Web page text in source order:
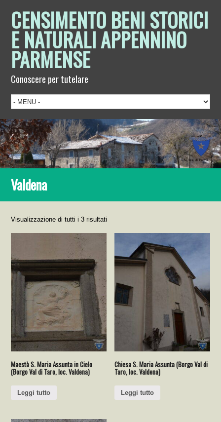
CENSIMENTO BENI STORICI
E NATURALI APPENNINO
PARMENSE
Conoscere per tutelare
Valdena
Visualizzazione di tutti i 3 risultati
Maestà S. Maria Assunta in Cielo
(Borgo Val di Taro, loc. Valdena)
Leggi tutto
Chiesa S. Maria Assunta (Borgo Val di
Taro, loc. Valdena)
Leggi tutto